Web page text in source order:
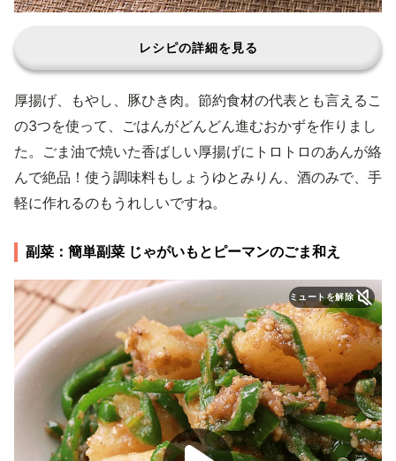
レシピの詳細を見る
厚揚げ、もやし、豚ひき肉。節約食材の代表とも言えるこ
の3つを使って、ごはんがどんどん進むおかずを作りまし
た。ごま油で焼いた香ばしい厚揚げにトロトロのあんが絡
んで絶品！使う調味料もしょうゆとみりん、酒のみで、手
軽に作れるのもうれしいですね。
副菜：簡単副菜 じゃがいもとピーマンのごま和え
ミュートを解除